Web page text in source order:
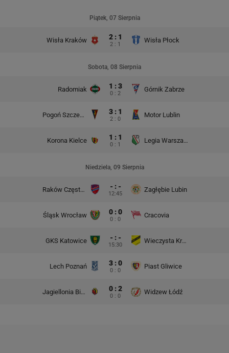
Piątek, 07 Sierpnia
Wisła Kraków 2 : 1
2 : 1
Wisła Płock
Sobota, 08 Sierpnia
Radomiak 1 : 3
0 : 2
Górnik Zabrze
Pogoń Szczecin 3 : 1
2 : 0
Motor Lublin
Korona Kielce 1 : 1
0 : 1
Legia Warszawa
Niedziela, 09 Sierpnia
Raków Częstochowa - : -
12:45
Zagłębie Lubin
Śląsk Wrocław 0 : 0
0 : 0
Cracovia
GKS Katowice - : -
15:30
Wieczysta Kraków
Lech Poznań 3 : 0
0 : 0
Piast Gliwice
Jagiellonia Białystok 0 : 2
0 : 0
Widzew Łódź